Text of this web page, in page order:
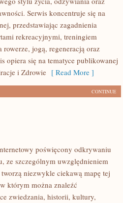
Serwis koncentruje się na
przedstawiając zagadnienia
rekreacyjnymi, treningiem
jogą, regeneracją oraz
opiera się na tematyce publikowanej
i Zdrowie [ Read More ]
CONTINUE
poświęcony odkrywaniu
ze szczególnym uwzględnieniem
niezwykle ciekawą mapę tej
którym można znaleźć
zwiedzania, historii, kultury,